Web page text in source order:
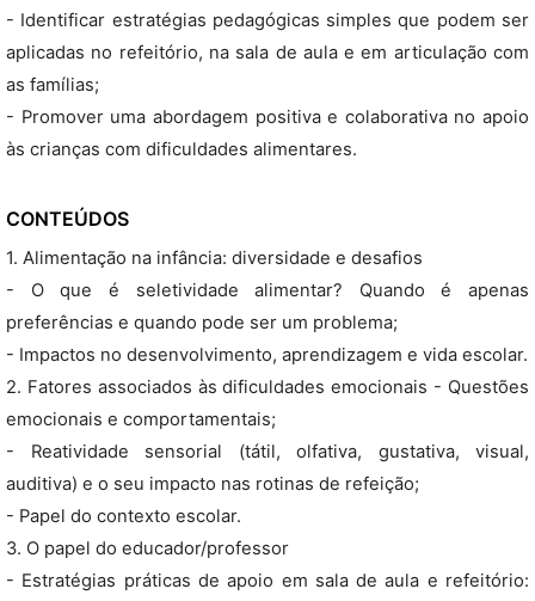
- Identificar estratégias pedagógicas simples que podem ser
aplicadas no refeitório, na sala de aula e em articulação com
as famílias;
- Promover uma abordagem positiva e colaborativa no apoio
às crianças com dificuldades alimentares.
CONTEÚDOS
1. Alimentação na infância: diversidade e desafios
- O que é seletividade alimentar? Quando é apenas
preferências e quando pode ser um problema;
- Impactos no desenvolvimento, aprendizagem e vida escolar.
2. Fatores associados às dificuldades emocionais - Questões
emocionais e comportamentais;
- Reatividade sensorial (tátil, olfativa, gustativa, visual,
auditiva) e o seu impacto nas rotinas de refeição;
- Papel do contexto escolar.
3. O papel do educador/professor
- Estratégias práticas de apoio em sala de aula e refeitório: